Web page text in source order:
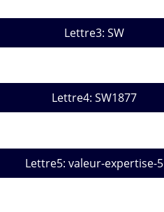
Lettre3: SW
Lettre4: SW1877
Lettre5: valeur-expertise-5